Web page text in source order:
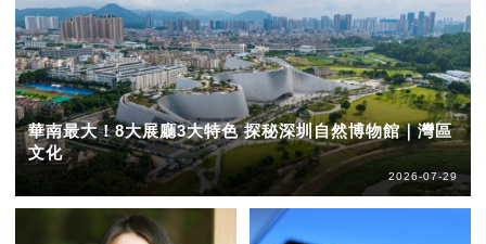
華南最大！8大展廳3大特色 探秘深圳自然博物館｜灣區
文化
2026-07-29